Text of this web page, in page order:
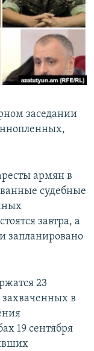
заседании
армян в
судебные
завтра, а
запланировано
23
захваченных в
19 сентября